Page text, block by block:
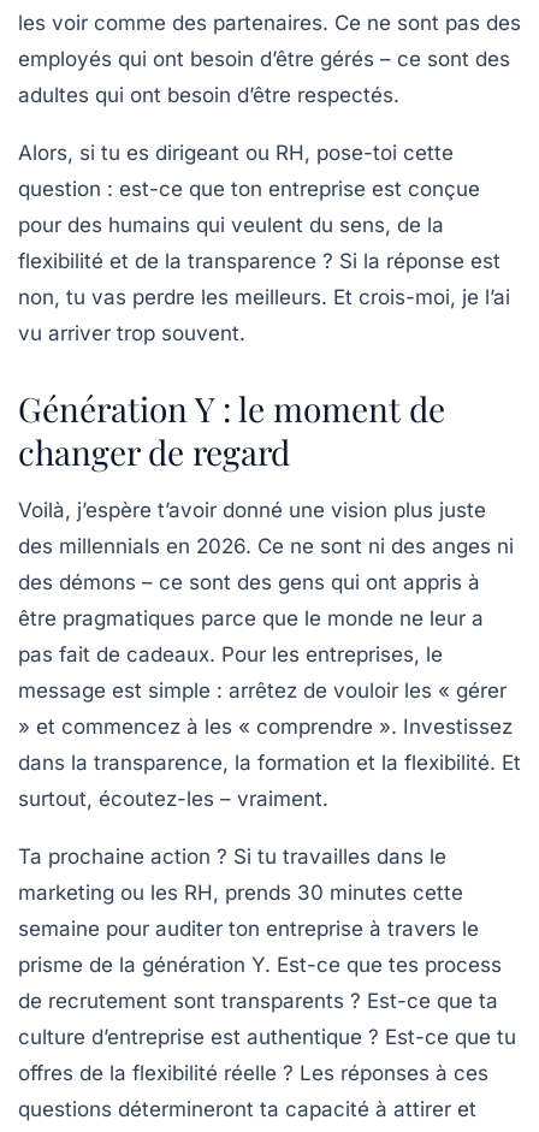
les voir comme des partenaires. Ce ne sont pas des
employés qui ont besoin d’être gérés – ce sont des
adultes qui ont besoin d’être respectés.
Alors, si tu es dirigeant ou RH, pose-toi cette
question : est-ce que ton entreprise est conçue
pour des humains qui veulent du sens, de la
flexibilité et de la transparence ? Si la réponse est
non, tu vas perdre les meilleurs. Et crois-moi, je l’ai
vu arriver trop souvent.
Génération Y : le moment de
changer de regard
Voilà, j’espère t’avoir donné une vision plus juste
des millennials en 2026. Ce ne sont ni des anges ni
des démons – ce sont des gens qui ont appris à
être pragmatiques parce que le monde ne leur a
pas fait de cadeaux. Pour les entreprises, le
message est simple : arrêtez de vouloir les « gérer
» et commencez à les « comprendre ». Investissez
dans la transparence, la formation et la flexibilité. Et
surtout, écoutez-les – vraiment.
Ta prochaine action ? Si tu travailles dans le
marketing ou les RH, prends 30 minutes cette
semaine pour auditer ton entreprise à travers le
prisme de la génération Y. Est-ce que tes process
de recrutement sont transparents ? Est-ce que ta
culture d’entreprise est authentique ? Est-ce que tu
offres de la flexibilité réelle ? Les réponses à ces
questions détermineront ta capacité à attirer et